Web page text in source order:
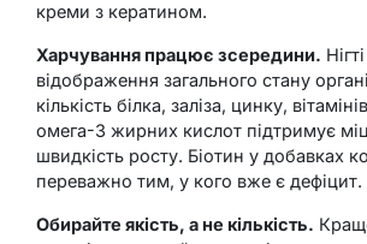
креми з кератином.
Харчування працює зсередини.
відображення загального стану
кількість білка, заліза, цинку,
омега-3 жирних кислот підтримує
швидкість росту. Біотин у добавках
переважно тим, у кого вже є дефіцит.
Обирайте якість, а не кількість.